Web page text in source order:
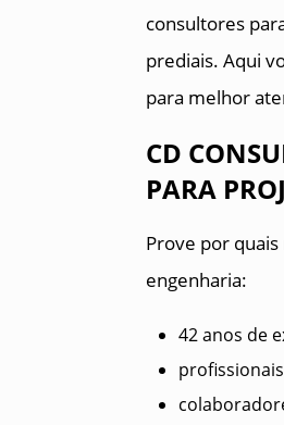
consultores
prediais. Aqui
para melhor
CD
PARA
Prove por
engenharia:
42 anos de